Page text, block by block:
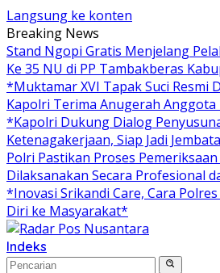
Langsung ke konten
Breaking News
Stand Ngopi Gratis Menjelang
Ke 35 NU di PP Tambakberas
*Muktamar XVI Tapak Suci Resmi
Kapolri Terima Anugerah
*Kapolri Dukung Dialog
Ketenagakerjaan, Siap Jadi
Polri Pastikan Proses
Dilaksanakan Secara Profesional
*Inovasi Srikandi Care, Cara
Diri ke Masyarakat*
Indeks